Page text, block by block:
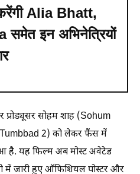
Alia Bhatt,
इन अभिनेत्रियों
प्रोड्यूसर सोहम शाह (Sohum
2) को लेकर फैंस में
है. यह फिल्म अब मोस्ट अवेटेड
में जारी हुए ऑफिशियल पोस्टर और